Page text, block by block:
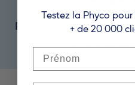
Rassurer et guiderle
Testez la Phyco
+ de 20 000